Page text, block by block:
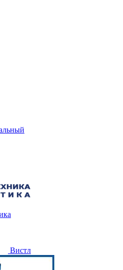
Вистл